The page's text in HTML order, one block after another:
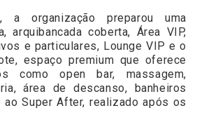
a organização preparou uma
arquibancada coberta, Área VIP,
e particulares, Lounge VIP e o
espaço premium que oferece
como open bar, massagem,
área de descanso, banheiros
Super After, realizado após os